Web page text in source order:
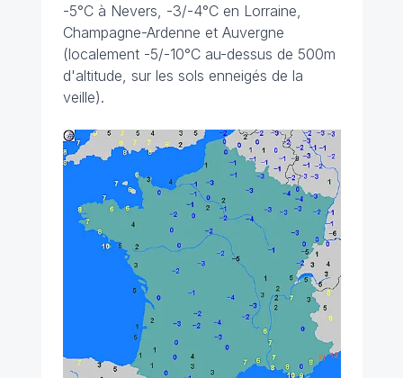
-5°C à Nevers, -3/-4°C en Lorraine,
Champagne-Ardenne et Auvergne
(localement -5/-10°C au-dessus de 500m
d'altitude, sur les sols enneigés de la
veille).